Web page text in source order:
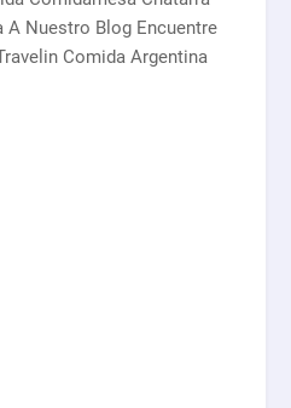
A Nuestro Blog Encuentre
Comida Argentina